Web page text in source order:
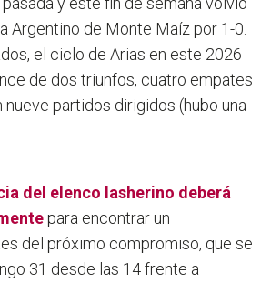
Argentino de Monte Maíz por 1-0.
el ciclo de Arias en este 2026
de dos triunfos, cuatro empates
partidos dirigidos (hubo una
del elenco lasherino deberá
para encontrar un
del próximo compromiso, que se
31 desde las 14 frente a